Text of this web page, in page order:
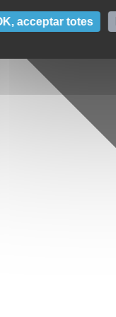
acceptar totes